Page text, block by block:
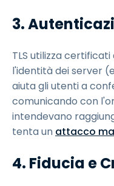
3.
TLS utilizza
l'identità dei server
aiuta gli utenti a
comunicando con
intendevano
tenta un attacco
4. Fiducia e